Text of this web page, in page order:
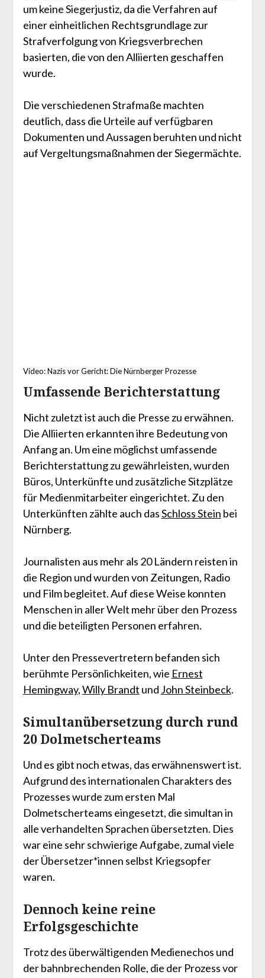
um keine Siegerjustiz, da die Verfahren auf
einer einheitlichen Rechtsgrundlage zur
Strafverfolgung von Kriegsverbrechen
basierten, die von den Alliierten geschaffen
wurde.
Die verschiedenen Strafmaße machten
deutlich, dass die Urteile auf verfügbaren
Dokumenten und Aussagen beruhten und nicht
auf Vergeltungsmaßnahmen der Siegermächte.
Video: Nazis vor Gericht: Die Nürnberger Prozesse
Umfassende Berichterstattung
Nicht zuletzt ist auch die Presse zu erwähnen.
Die Alliierten erkannten ihre Bedeutung von
Anfang an. Um eine möglichst umfassende
Berichterstattung zu gewährleisten, wurden
Büros, Unterkünfte und zusätzliche Sitzplätze
für Medienmitarbeiter eingerichtet. Zu den
Unterkünften zählte auch dasSchloss Stein bei
Nürnberg.
Journalisten aus mehr als 20 Ländern reisten in
die Region und wurden von Zeitungen, Radio
und Film begleitet. Auf diese Weise konnten
Menschen in aller Welt mehr über den Prozess
und die beteiligten Personen erfahren.
Unter den Pressevertretern befanden sich
berühmte Persönlichkeiten, wie Ernest
Hemingway,Willy Brandt und John Steinbeck.
Simultanübersetzung durch rund
20 Dolmetscherteams
Und es gibt noch etwas, das erwähnenswert ist.
Aufgrund des internationalen Charakters des
Prozesses wurde zum ersten Mal
Dolmetscherteams eingesetzt, die simultan in
alle verhandelten Sprachen übersetzten. Dies
war eine sehr schwierige Aufgabe, zumal viele
der Übersetzer*innen selbst Kriegsopfer
waren.
Dennoch keine reine
Erfolgsgeschichte
Trotz des überwältigenden Medienechos und
der bahnbrechenden Rolle, die der Prozess vor